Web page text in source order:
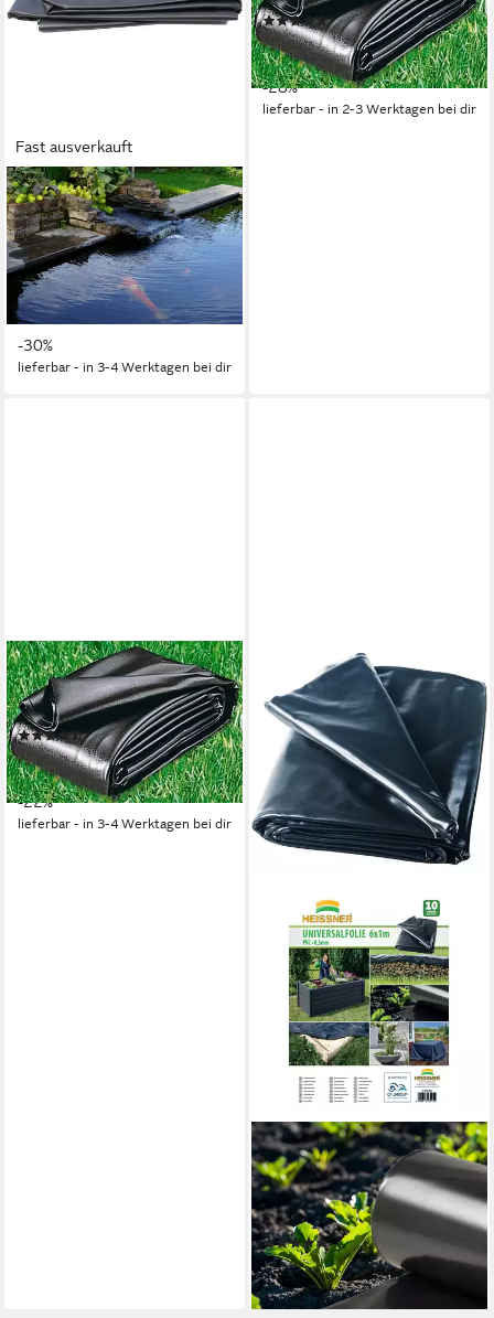
Fast ausverkauft
UBBINK
Teichfolie AquaLiner 4 x 4 m,
1 mm Stärke, (Packung, 1-St),
für alle Teicharten, tier- und
pflanzenfreundlich
104,02 €
148,59 €
-30%
lieferbar - in 3-4 Werktagen bei dir
(2)
548,09 € UVP763,00 €
(6,85 €/ 1 qm)
-28%
lieferbar - in 2-3 Werktagen bei dir
UBBINK
Teichfolie AquaLiner 0,5 mm,
0,5 mm Stärke
(7)
79,90 € UVP101,95 €
(3,33 €/ 1 qm)
-22%
lieferbar - in 3-4 Werktagen bei dir
HEISSNER
Teichfolie PVC Universalfolie
6 x 1 m 0,5 mm, Hochbeet,
Teich, 0,5 mm Stärke, (1-St)
(1)
24,99 €
lieferbar - in 4-5 Werktagen bei dir